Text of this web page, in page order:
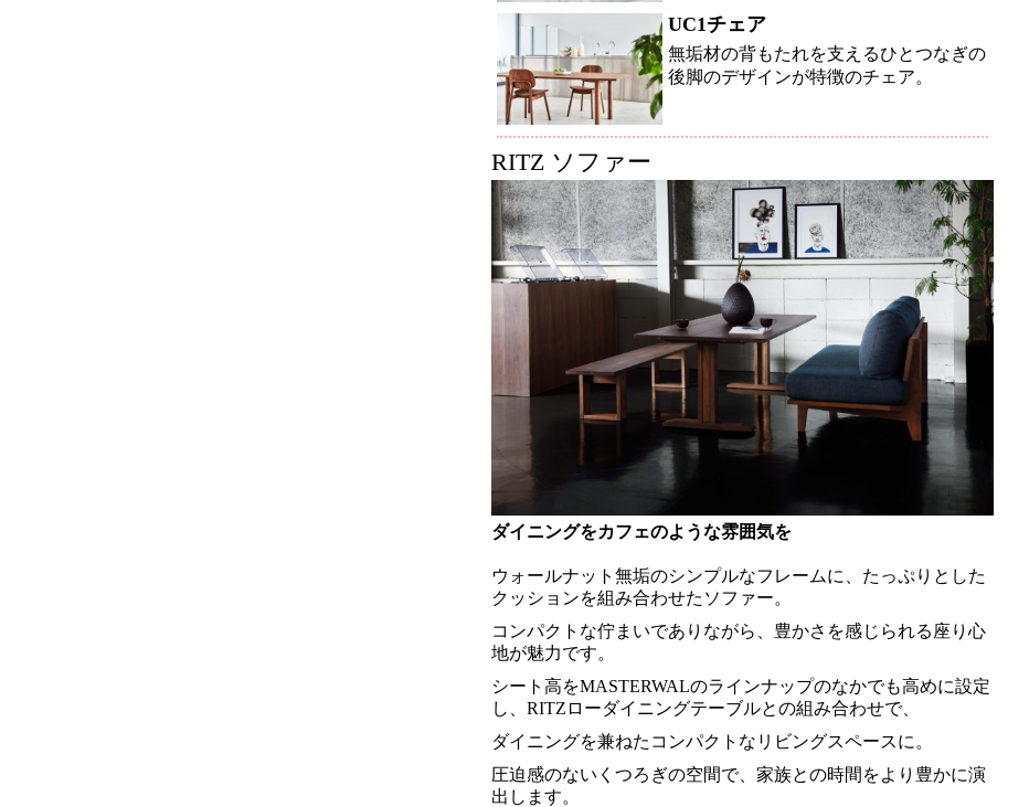
UC1チェア
無垢材の背もたれを支えるひとつなぎの
後脚のデザインが特徴のチェア。
RITZ ソファー
ダイニングをカフェのような雰囲気を
ウォールナット無垢のシンプルなフレームに、たっぷりとした
クッションを組み合わせたソファー。
コンパクトな佇まいでありながら、豊かさを感じられる座り心
地が魅力です。
シート高をMASTERWALのラインナップのなかでも高めに設定
し、RITZローダイニングテーブルとの組み合わせで、
ダイニングを兼ねたコンパクトなリビングスペースに。
圧迫感のないくつろぎの空間で、家族との時間をより豊かに演
出します。